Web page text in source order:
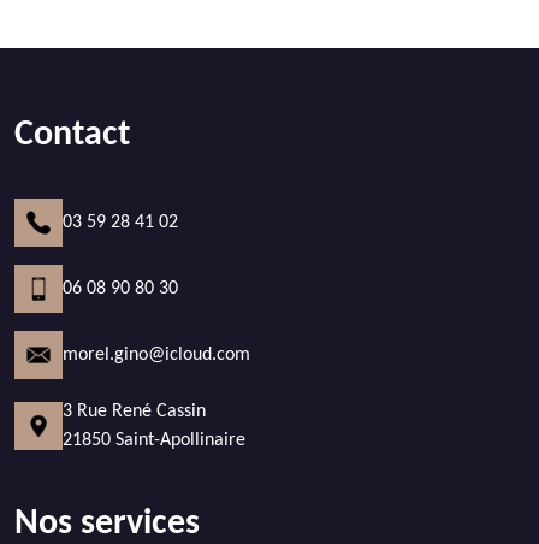
Contact
03 59 28 41 02
06 08 90 80 30
morel.gino@icloud.com
3 Rue René Cassin
21850 Saint-Apollinaire
Nos services